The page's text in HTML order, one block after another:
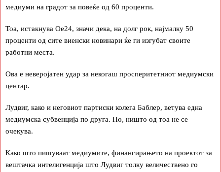
медиуми на градот за повеќе од 60 проценти.
Тоа, истакнува Oe24, значи дека, на долг рок, најмалку 50
проценти од сите виенски новинари ќе ги изгубат своите
работни места.
Ова е неверојатен удар за некогаш просперитетниот медиумски
центар.
Лудвиг, како и неговиот партиски колега Баблер, ветува една
медиумска субвенција по друга. Но, ништо од тоа не се
очекува.
Како што пишуваат медиумите, финансирањето на проектот за
вештачка интелигенција што Лудвиг толку величествено го